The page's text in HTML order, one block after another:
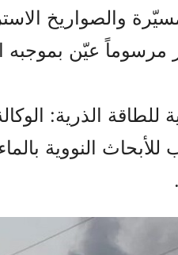
والصواريخ
مرسوماً عيّن بموجبه
للطاقة الذرية:
النووية